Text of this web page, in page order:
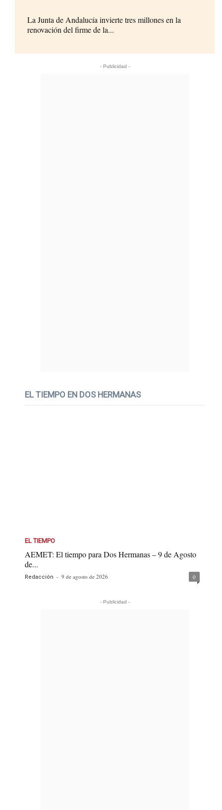
La Junta de Andalucía invierte tres millones en la
renovación del firme de la...
- Publicidad -
EL TIEMPO EN DOS HERMANAS
EL TIEMPO
AEMET: El tiempo para Dos Hermanas – 9 de Agosto
de...
Redacción - 9 de agosto de 2026 0
- Publicidad -